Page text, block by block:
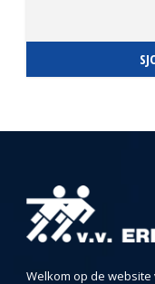
Welkom op de